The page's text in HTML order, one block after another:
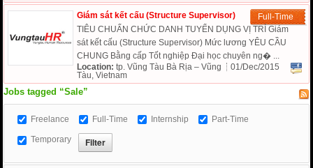
Giám sát kết cấu (Structure Supervisor)
Full-Time
TIÊU CHUẨN CHỨC DANH TUYỂN DỤNG VỊ TRÍ Giám
sát kết cấu (Structure Supervisor) Mức lương YÊU CẦU
CHUNG Bằng cấp Tốt nghiệp Đại học chuyên ng� ...
Location: tp. Vũng Tàu Bà Rịa – Vũng
Tàu, Vietnam
01/Dec/2015
Jobs tagged “Sale”
Freelance Full-Time Internship Part-Time
Temporary